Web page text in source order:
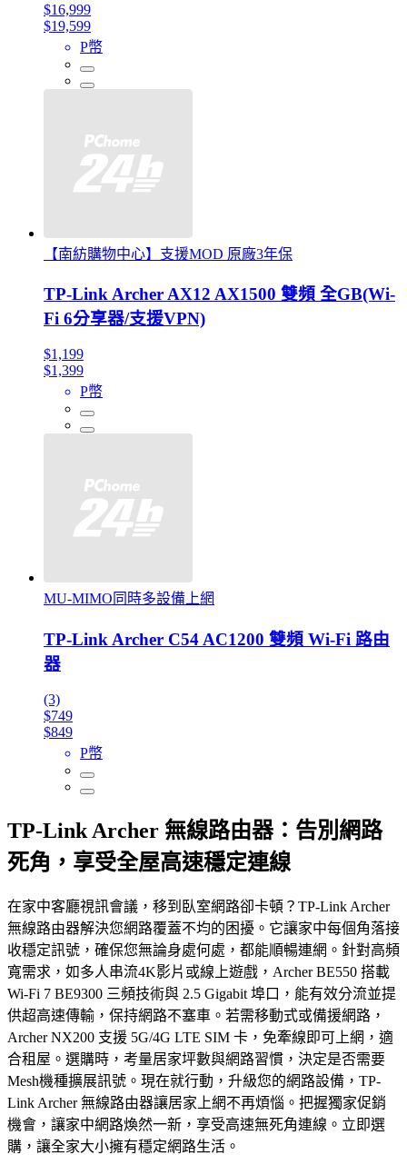
$16,999
$19,599
P幣
【南紡購物中心】支援MOD 原廠3年保
TP-Link Archer AX12 AX1500 雙頻 全GB(Wi-
Fi 6分享器/支援VPN)
$1,199
$1,399
P幣
MU-MIMO同時多設備上網
TP-Link Archer C54 AC1200 雙頻 Wi-Fi 路由
器
(3)
$749
$849
P幣
TP-Link Archer 無線路由器：告別網路
死角，享受全屋高速穩定連線
在家中客廳視訊會議，移到臥室網路卻卡頓？TP-Link Archer
無線路由器解決您網路覆蓋不均的困擾。它讓家中每個角落接
收穩定訊號，確保您無論身處何處，都能順暢連網。針對高頻
寬需求，如多人串流4K影片或線上遊戲，Archer BE550 搭載
Wi-Fi 7 BE9300 三頻技術與 2.5 Gigabit 埠口，能有效分流並提
供超高速傳輸，保持網路不塞車。若需移動式或備援網路，
Archer NX200 支援 5G/4G LTE SIM 卡，免牽線即可上網，適
合租屋。選購時，考量居家坪數與網路習慣，決定是否需要
Mesh機種擴展訊號。現在就行動，升級您的網路設備，TP-
Link Archer 無線路由器讓居家上網不再煩惱。把握獨家促銷
機會，讓家中網路煥然一新，享受高速無死角連線。立即選
購，讓全家大小擁有穩定網路生活。